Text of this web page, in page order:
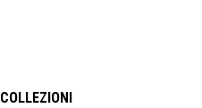
COLLEZIONI